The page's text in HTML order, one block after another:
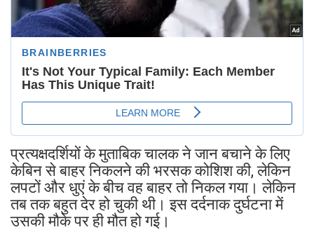
प्रत्यक्षदर्शियों के मुताबिक चालक ने जान बचाने के लिए
केबिन से बाहर निकलने की भरसक कोशिश की, लेकिन
लपटों और धुएं के बीच वह बाहर तो निकल गया। लेकिन
तब तक बहुत देर हो चुकी थी। इस दर्दनाक दुर्घटना में
उसकी मौके पर ही मौत हो गई।